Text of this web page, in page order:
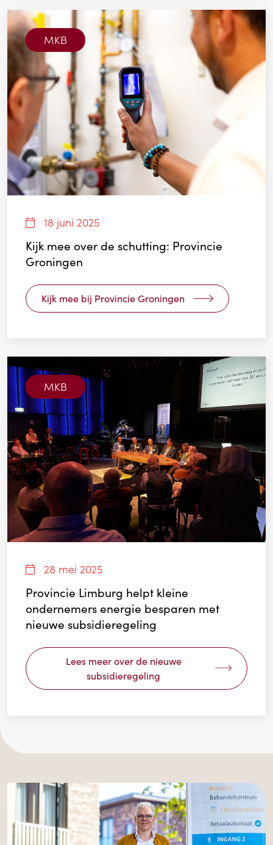
18 juni 2025
Kijk mee over de schutting: Provincie
Groningen
Kijk mee bij Provincie Groningen
MKB
28 mei 2025
Provincie Limburg helpt kleine
ondernemers energie besparen met
nieuwe subsidieregeling
Lees meer over de nieuwe
subsidieregeling
MKB